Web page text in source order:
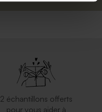
2 échantillons offerts
pour vous aider à